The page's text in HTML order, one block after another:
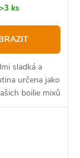
>3 ks
sladká a
určena jako
boilie mixů
i boosterovat